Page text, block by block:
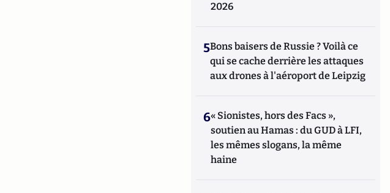
2026
5Bons baisers de Russie ? Voilà ce
qui se cache derrière les attaques
aux drones à l'aéroport de Leipzig
6« Sionistes, hors des Facs »,
soutien au Hamas : du GUD à LFI,
les mêmes slogans, la même
haine